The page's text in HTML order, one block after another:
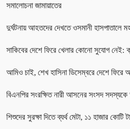
সমালোচনা জামায়াতের
দুর্ঘটনায় আহতদের দেখতে ওসমানী হাসপাতালে
সাকিবের দেশে ফিরে খেলার কোনো সুযোগ নেই:
আমিও চাই, শেখ হাসিনা ডিসেম্বরে দেশে
বিএনপির সংরক্ষিত নারী আসনের সংসদ
শিশুদের সুরক্ষা দিতে ব্যর্থ মেটা, ১১ হাজার কোটি